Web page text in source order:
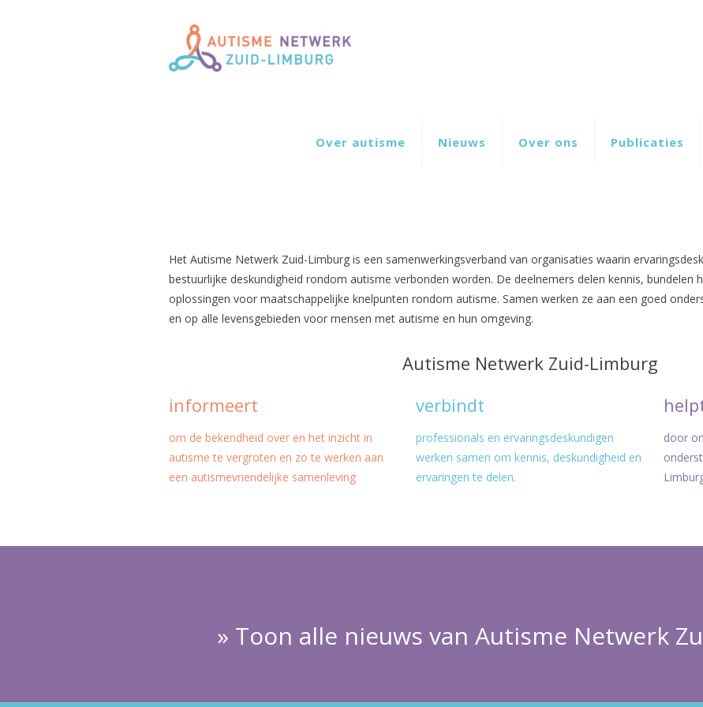
Over autisme Nieuws Over ons Publicaties
Het Autisme Netwerk Zuid-Limburg is een samenwerkingsverband van organisaties waarin
bestuurlijke deskundigheid rondom autisme verbonden worden. De deelnemers delen kennis, bundelen
oplossingen voor maatschappelijke knelpunten rondom autisme. Samen werken ze aan een goed
en op alle levensgebieden voor mensen met autisme en hun omgeving.
Autisme Netwerk Zuid-Limburg
informeert
om de bekendheid over en het inzicht in
autisme te vergroten en zo te werken aan
een autismevriendelijke samenleving
verbindt
professionals en ervaringsdeskundigen
werken samen om kennis, deskundigheid en
ervaringen te delen.
door
» Toon alle nieuws van Autisme Netwerk